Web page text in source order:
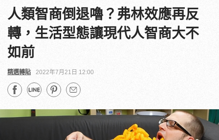
人類智商倒退嚕？弗林效應再反
轉，生活型態讓現代人智商大不
如前
精選轉貼 2022年7月21日 12:00